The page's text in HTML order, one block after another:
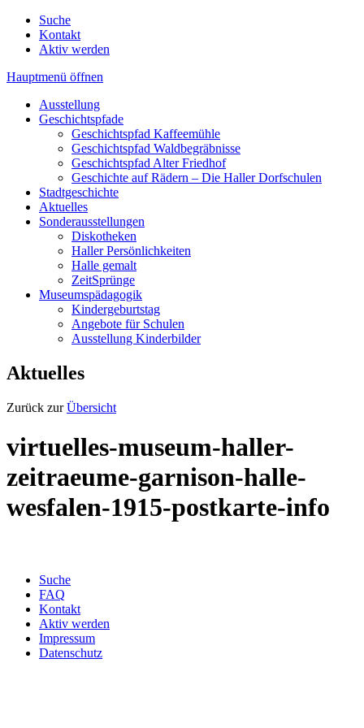
Suche
Kontakt
Aktiv werden
Hauptmenü öffnen
Ausstellung
Geschichtspfade
Geschichtspfad Kaffeemühle
Geschichtspfad Waldbegräbnisse
Geschichtspfad Alter Friedhof
Geschichte auf Rädern – Die Haller Dorfschulen
Stadtgeschichte
Aktuelles
Sonderausstellungen
Diskotheken
Haller Persönlichkeiten
Halle gemalt
ZeitSprünge
Museumspädagogik
Kindergeburtstag
Angebote für Schulen
Ausstellung Kinderbilder
Aktuelles
Zurück zurÜbersicht
virtuelles-museum-haller-
zeitraeume-garnison-halle-
wesfalen-1915-postkarte-info
Suche
FAQ
Kontakt
Aktiv werden
Impressum
Datenschutz